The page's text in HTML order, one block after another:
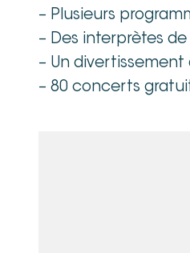
– Plusieurs
– Des interprètes
– Un
– 80 concerts